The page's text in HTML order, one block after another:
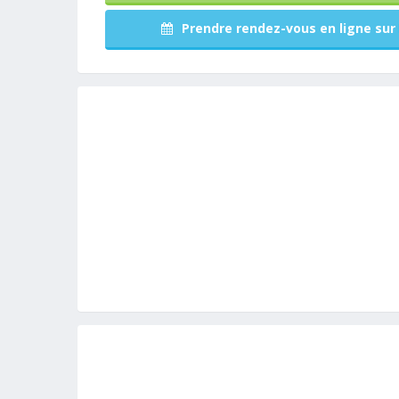
Prendre rendez-vous en ligne